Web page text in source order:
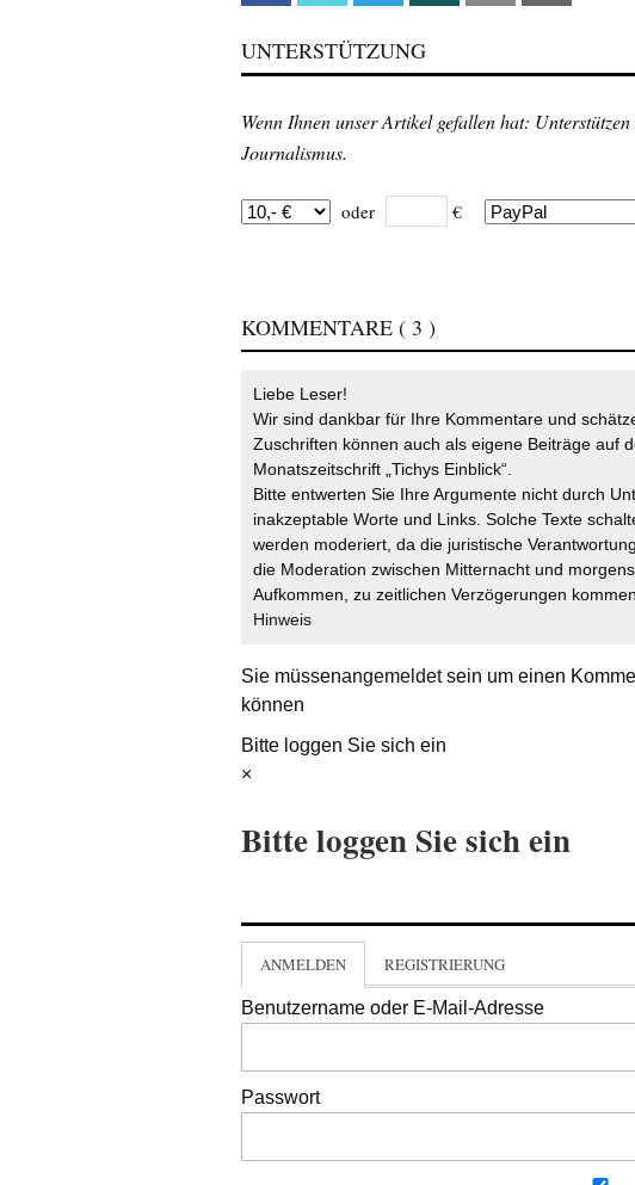
UNTERSTÜTZUNG
Wenn Ihnen unser Artikel gefallen hat:
Journalismus.
oder €
KOMMENTARE ( 3 )
Liebe Leser!
Wir sind dankbar für Ihre Kommentare und
Zuschriften können auch als eigene Beiträge auf
Monatszeitschrift „Tichys Einblick“.
Bitte entwerten Sie Ihre Argumente nicht durch
inakzeptable Worte und Links. Solche Texte
werden moderiert, da die juristische
die Moderation zwischen Mitternacht und
Aufkommen, zu zeitlichen Verzögerungen
Hinweis
Sie müssenangemeldetsein um einen
können
Bitte loggen Sie sich ein
×
Bitte loggen Sie sich ein
ANMELDEN REGISTRIERUNG
Benutzername oder E-Mail-Adresse
Passwort